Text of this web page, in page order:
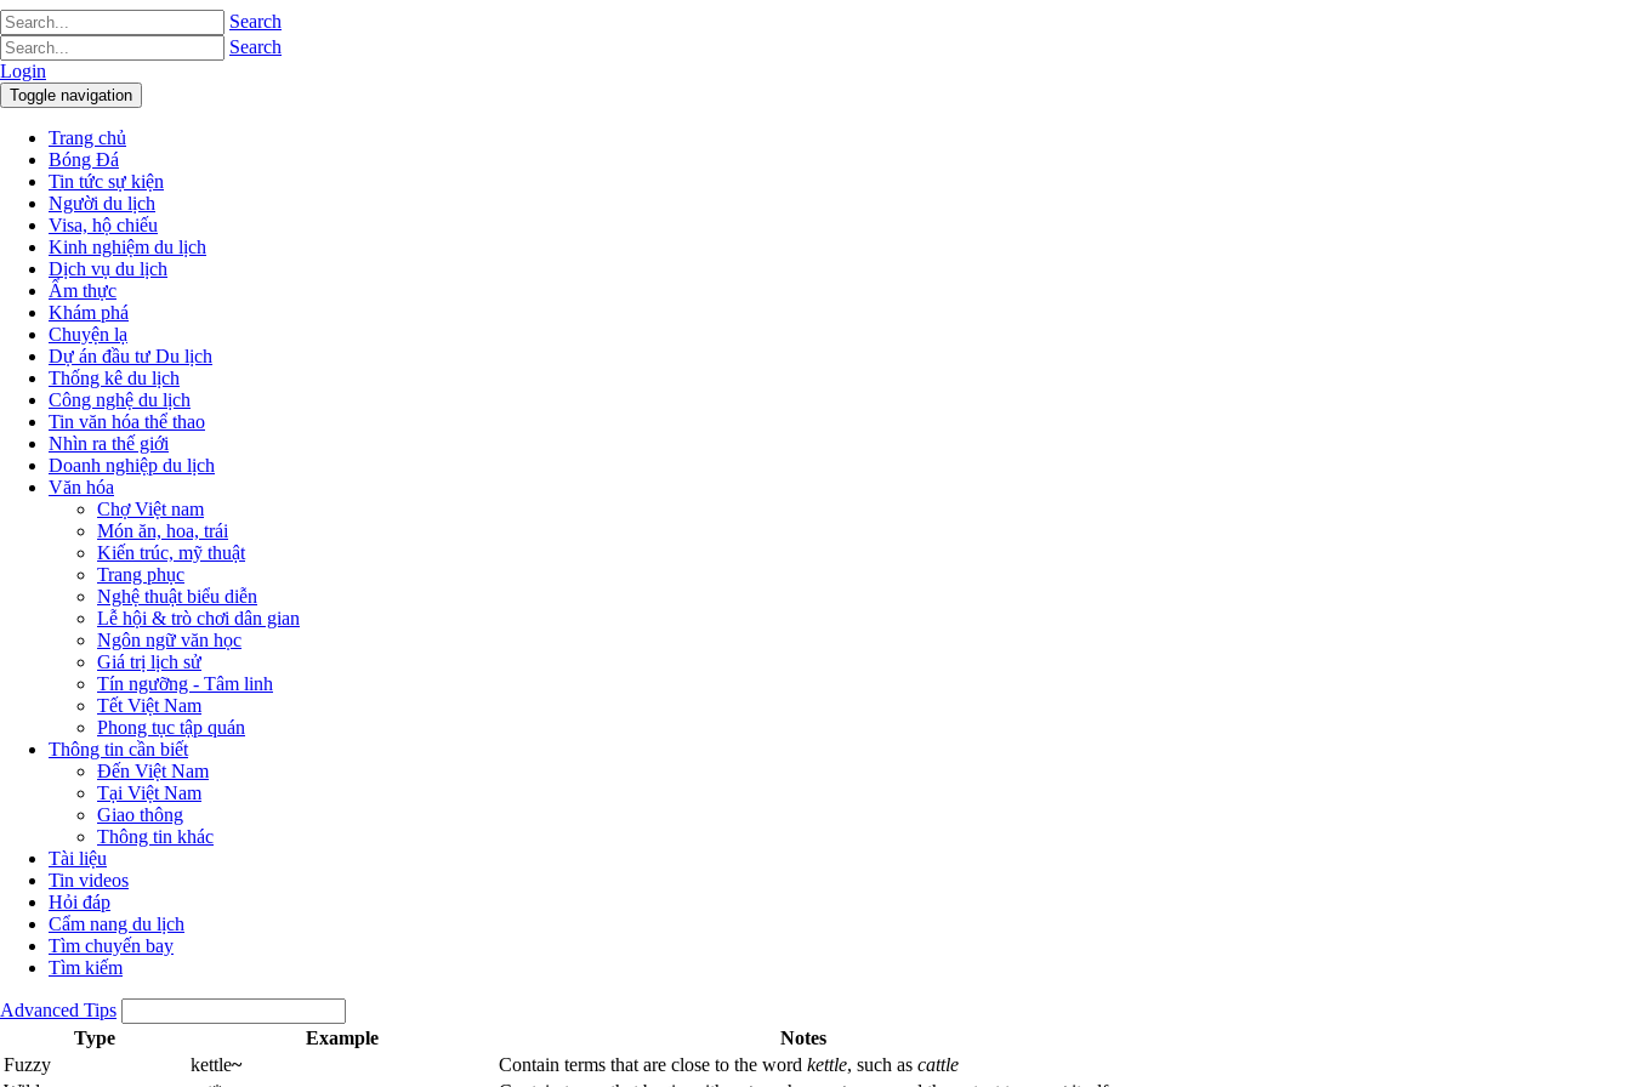
Search
Search
Login
Toggle navigation
Trang chủ
Bóng Đá
Tin tức sự kiện
Người du lịch
Visa, hộ chiếu
Kinh nghiệm du lịch
Dịch vụ du lịch
Ẩm thực
Khám phá
Chuyện lạ
Dự án đầu tư Du lịch
Thống kê du lịch
Công nghệ du lịch
Tin văn hóa thể thao
Nhìn ra thế giới
Doanh nghiệp du lịch
Văn hóa
Chợ Việt nam
Món ăn, hoa, trái
Kiến trúc, mỹ thuật
Trang phục
Nghệ thuật biểu diễn
Lễ hội & trò chơi dân gian
Ngôn ngữ văn học
Giá trị lịch sử
Tín ngưỡng - Tâm linh
Tết Việt Nam
Phong tục tập quán
Thông tin cần biết
Đến Việt Nam
Tại Việt Nam
Giao thông
Thông tin khác
Tài liệu
Tin videos
Hỏi đáp
Cẩm nang du lịch
Tìm chuyến bay
Tìm kiếm
Advanced Tips
Type
Example
Notes
Fuzzy
kettle~ Contain terms that are close to the word kettle, such as cattle